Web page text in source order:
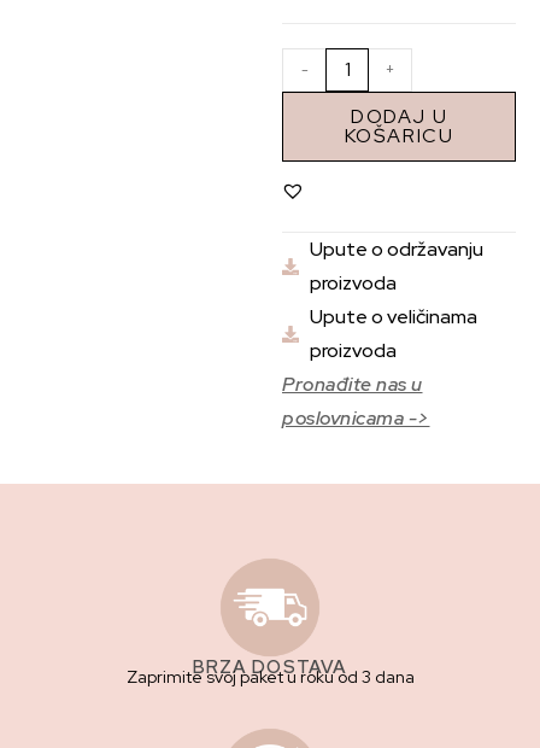
- +
DODAJ U
KOŠARICU
Upute o održavanju
proizvoda
Upute o veličinama
proizvoda
Pronađite nas u
poslovnicama ->
BRZA DOSTAVA
Zaprimite svoj paket u roku od 3 dana